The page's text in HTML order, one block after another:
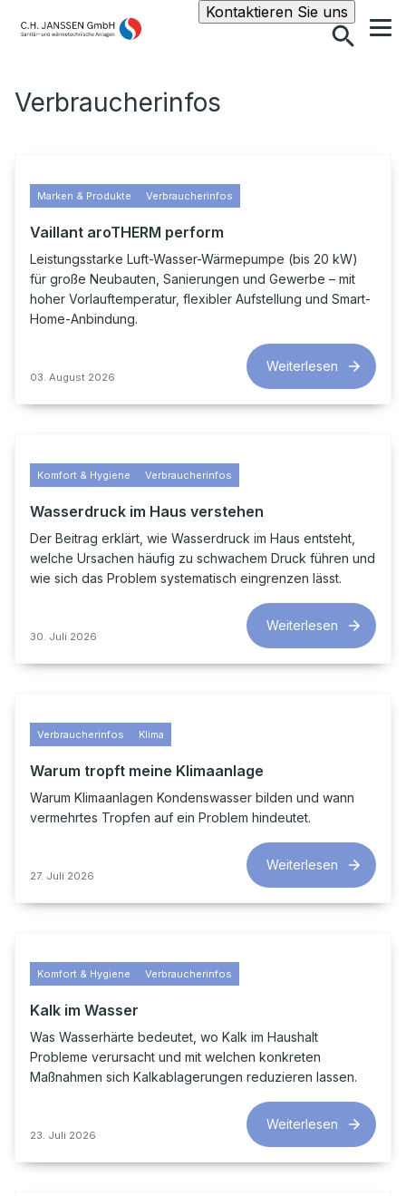
Kontaktieren Sie unsSuche
Verbraucherinfos
Marken & Produkte Verbraucherinfos
Vaillant aroTHERM perform
Leistungsstarke Luft-Wasser-Wärmepumpe (bis 20 kW)
für große Neubauten, Sanierungen und Gewerbe – mit
hoher Vorlauftemperatur, flexibler Aufstellung und Smart-
Home-Anbindung.
03. August 2026
Weiterlesen
Komfort & Hygiene Verbraucherinfos
Wasserdruck im Haus verstehen
Der Beitrag erklärt, wie Wasserdruck im Haus entsteht,
welche Ursachen häufig zu schwachem Druck führen und
wie sich das Problem systematisch eingrenzen lässt.
30. Juli 2026
Weiterlesen
Verbraucherinfos Klima
Warum tropft meine Klimaanlage
Warum Klimaanlagen Kondenswasser bilden und wann
vermehrtes Tropfen auf ein Problem hindeutet.
27. Juli 2026
Weiterlesen
Komfort & Hygiene Verbraucherinfos
Kalk im Wasser
Was Wasserhärte bedeutet, wo Kalk im Haushalt
Probleme verursacht und mit welchen konkreten
Maßnahmen sich Kalkablagerungen reduzieren lassen.
23. Juli 2026
Weiterlesen